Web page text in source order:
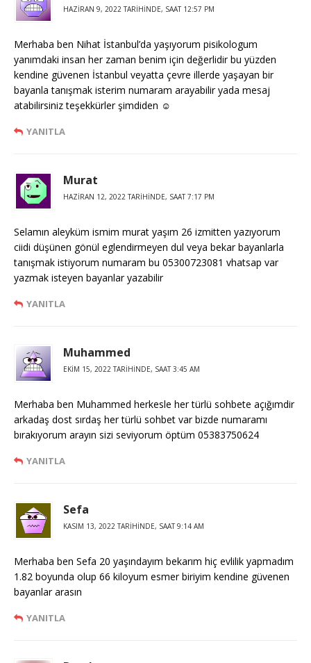
HAZIRAN 9, 2022 TARIHINDE, SAAT 12:57 PM
Merhaba ben Nihat İstanbul’da yaşıyorum pisikologum
yanımdaki insan her zaman benim için değerlidir bu yüzden
kendine güvenen İstanbul veyatta çevre illerde yaşayan bir
bayanla tanışmak isterim numaram arayabilir yada mesaj
atabilirsiniz teşekkürler şimdiden ☺️
YANITLA
Murat
HAZIRAN 12, 2022 TARIHINDE, SAAT 7:17 PM
Selamın aleyküm ismim murat yaşım 26 izmitten yazıyorum
ciidi düşünen gönül eglendirmeyen dul veya bekar bayanlarla
tanışmak istiyorum numaram bu 05300723081 vhatsap var
yazmak isteyen bayanlar yazabilir
YANITLA
Muhammed
EKIM 15, 2022 TARIHINDE, SAAT 3:45 AM
Merhaba ben Muhammed herkesle her türlü sohbete açığımdir
arkadaş dost sırdaş her türlü sohbet var bizde numaramı
bırakıyorum arayın sizi seviyorum öptüm 05383750624
YANITLA
Sefa
KASIM 13, 2022 TARIHINDE, SAAT 9:14 AM
Merhaba ben Sefa 20 yaşındayım bekarım hiç evlilik yapmadım
1.82 boyunda olup 66 kiloyum esmer biriyim kendine güvenen
bayanlar arasın
YANITLA